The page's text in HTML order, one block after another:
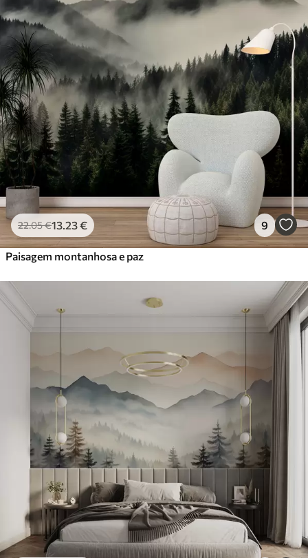
22.05€13 .23€ 9
Paisagem montanhosa e paz